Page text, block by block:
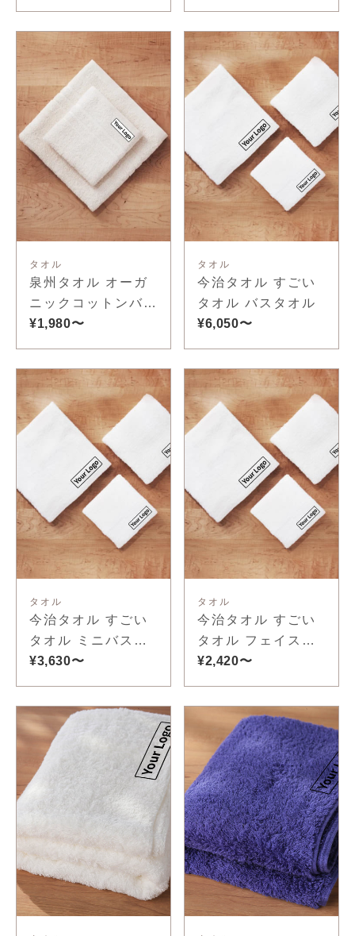
タオル
泉州タオル オーガ
ニックコットンバス
タオル
¥1,980〜
タオル
今治タオル すごい
タオル バスタオル
¥6,050〜
タオル
今治タオル すごい
タオル ミニバスタ
オル
¥3,630〜
タオル
今治タオル すごい
タオル フェイスタ
オル
¥2,420〜